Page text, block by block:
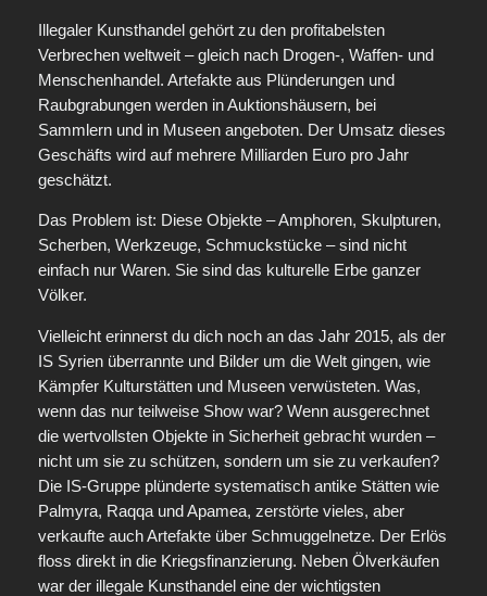
Illegaler Kunsthandel gehört zu den profitabelsten
Verbrechen weltweit – gleich nach Drogen‑, Waffen‑ und
Menschenhandel. Artefakte aus Plünderungen und
Raubgrabungen werden in Auktionshäusern, bei
Sammlern und in Museen angeboten. Der Umsatz dieses
Geschäfts wird auf mehrere Milliarden Euro pro Jahr
geschätzt.
Das Problem ist: Diese Objekte – Amphoren, Skulpturen,
Scherben, Werkzeuge, Schmuckstücke – sind nicht
einfach nur Waren. Sie sind das kulturelle Erbe ganzer
Völker.
Vielleicht erinnerst du dich noch an das Jahr 2015, als der
IS Syrien überrannte und Bilder um die Welt gingen, wie
Kämpfer Kulturstätten und Museen verwüsteten. Was,
wenn das nur teilweise Show war? Wenn ausgerechnet
die wertvollsten Objekte in Sicherheit gebracht wurden –
nicht um sie zu schützen, sondern um sie zu verkaufen?
Die IS-Gruppe plünderte systematisch antike Stätten wie
Palmyra, Raqqa und Apamea, zerstörte vieles, aber
verkaufte auch Artefakte über Schmuggelnetze. Der Erlös
floss direkt in die Kriegsfinanzierung. Neben Ölverkäufen
war der illegale Kunsthandel eine der wichtigsten